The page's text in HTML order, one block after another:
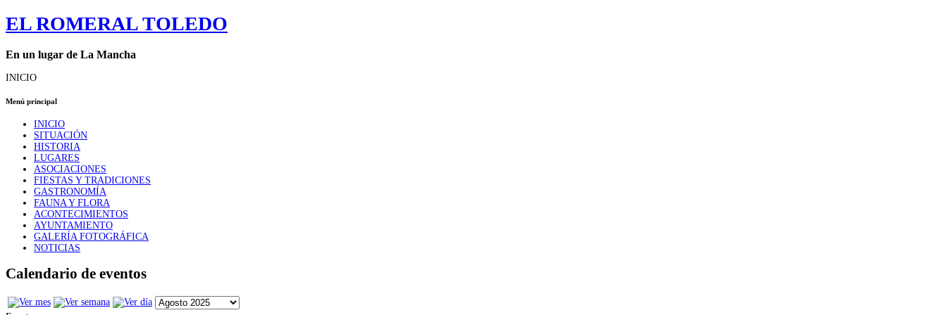
EL ROMERAL TOLEDO
En un lugar de La Mancha
INICIO
Menú principal
INICIO
SITUACIÓN
HISTORIA
LUGARES
ASOCIACIONES
FIESTAS Y TRADICIONES
GASTRONOMÍA
FAUNA Y FLORA
ACONTECIMIENTOS
AYUNTAMIENTO
GALERÍA FOTOGRÁFICA
NOTICIAS
Calendario de eventos